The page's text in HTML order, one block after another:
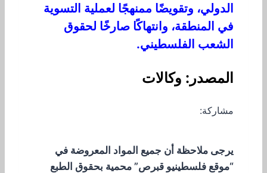
الدولي، وتقويضًا ممنهجًا لعملية التسوية
في المنطقة، وانتهاكًا صارخًا لحقوق
الشعب الفلسطيني.
المصدر: وكالات
مشاركة:
يرجى ملاحظة أن جميع المواد المعروضة في
“موقع فلسطينيو قبرص” محمية بحقوق الطبع